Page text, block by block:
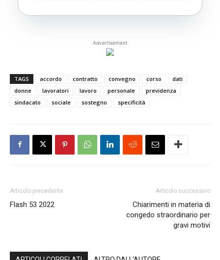
Advertisement
TAGS accordo contratto convegno corso
dati
donne
lavoratori lavoro personale
previdenza
sindacato
sociale sostegno specificità
Articolo precedente
Flash 53 2022
Articolo successivo
Chiarimenti in materia di
congedo straordinario per
gravi motivi